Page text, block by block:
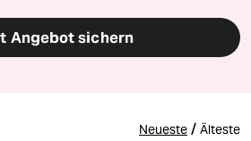
Angebot sichern
Neueste / Älteste